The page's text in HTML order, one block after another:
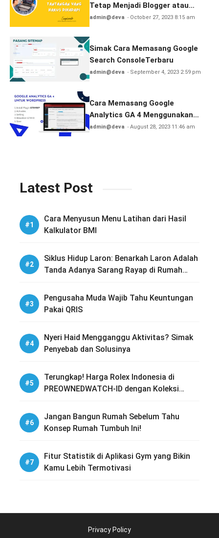
Tetap Menjadi Blogger atau
Berhenti?
admin@deva October 27, 2023 8:15 am
Simak Cara Memasang Google
Search ConsoleTerbaru
admin@deva September 4, 2023 2:59 pm
Cara Memasang Google
Analytics GA 4 Menggunakan
GTM
admin@deva August 28, 2023 11:46 am
Latest Post
Cara Menyusun Menu Latihan dari Hasil
Kalkulator BMI
Siklus Hidup Laron: Benarkah Laron Adalah
Tanda Adanya Sarang Rayap di Rumah
Pengusaha Muda Wajib Tahu Keuntungan
Pakai QRIS
Nyeri Haid Mengganggu Aktivitas? Simak
Penyebab dan Solusinya
Terungkap! Harga Rolex Indonesia di
PREOWNEDWATCH-ID dengan Koleksi
Jangan Bangun Rumah Sebelum Tahu
Konsep Rumah Tumbuh Ini!
Fitur Statistik di Aplikasi Gym yang Bikin
Kamu Lebih Termotivasi
Privacy Policy